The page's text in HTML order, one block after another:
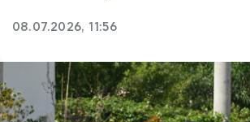
08.07.2026, 11:56